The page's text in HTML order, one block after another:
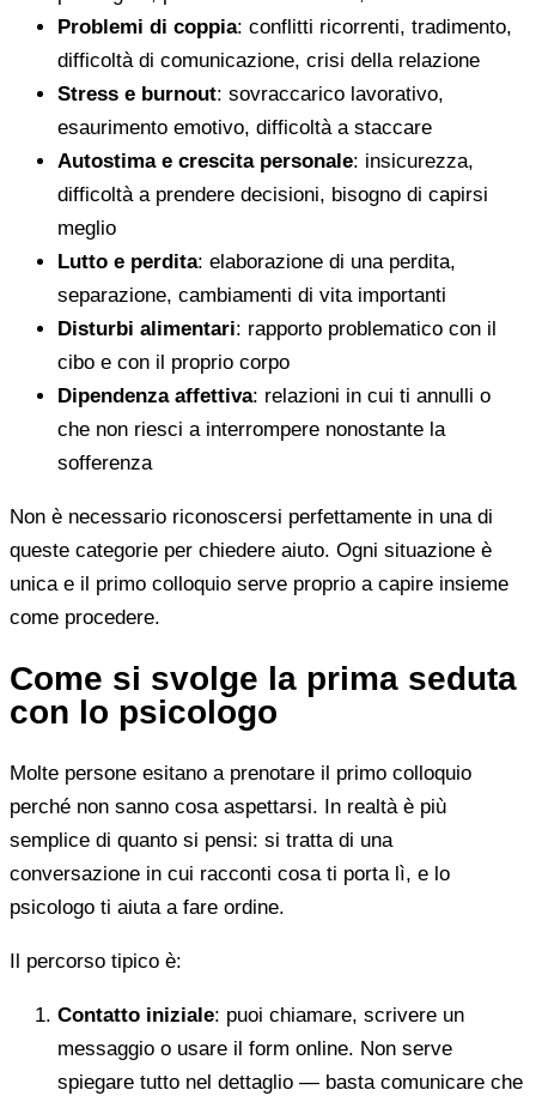
Problemi di coppia: conflitti ricorrenti, tradimento,
difficoltà di comunicazione, crisi della relazione
Stress e burnout: sovraccarico lavorativo,
esaurimento emotivo, difficoltà a staccare
Autostima e crescita personale: insicurezza,
difficoltà a prendere decisioni, bisogno di capirsi
meglio
Lutto e perdita: elaborazione di una perdita,
separazione, cambiamenti di vita importanti
Disturbi alimentari: rapporto problematico con il
cibo e con il proprio corpo
Dipendenza affettiva: relazioni in cui ti annulli o
che non riesci a interrompere nonostante la
sofferenza
Non è necessario riconoscersi perfettamente in una di
queste categorie per chiedere aiuto. Ogni situazione è
unica e il primo colloquio serve proprio a capire insieme
come procedere.
Come si svolge la prima seduta
con lo psicologo
Molte persone esitano a prenotare il primo colloquio
perché non sanno cosa aspettarsi. In realtà è più
semplice di quanto si pensi: si tratta di una
conversazione in cui racconti cosa ti porta lì, e lo
psicologo ti aiuta a fare ordine.
Il percorso tipico è:
Contatto iniziale: puoi chiamare, scrivere un
messaggio o usare il form online. Non serve
spiegare tutto nel dettaglio — basta comunicare che